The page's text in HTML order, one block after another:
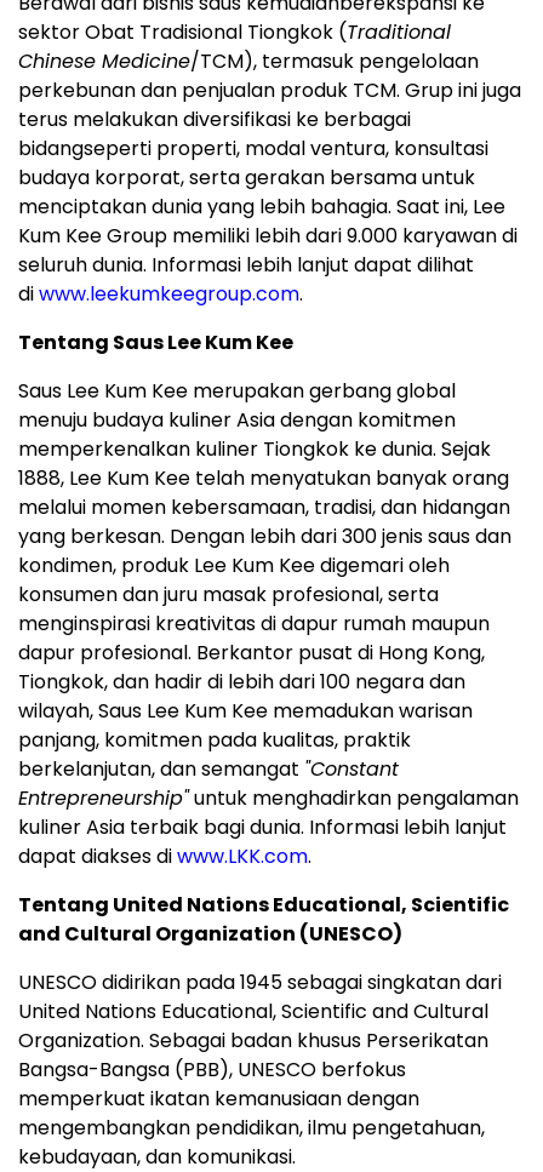
sektor Obat Tradisional Tiongkok (Traditional
Chinese Medicine/TCM), termasuk pengelolaan
perkebunan dan penjualan produk TCM. Grup ini juga
terus melakukan diversifikasi ke berbagai
bidangseperti properti, modal ventura, konsultasi
budaya korporat, serta gerakan bersama untuk
menciptakan dunia yang lebih bahagia. Saat ini, Lee
Kum Kee Group memiliki lebih dari 9.000 karyawan di
seluruh dunia. Informasi lebih lanjut dapat dilihat
diwww.leekumkeegroup.com.
Tentang Saus Lee Kum Kee
Saus Lee Kum Kee merupakan gerbang global
menuju budaya kuliner Asia dengan komitmen
memperkenalkan kuliner Tiongkok ke dunia. Sejak
1888, Lee Kum Kee telah menyatukan banyak orang
melalui momen kebersamaan, tradisi, dan hidangan
yang berkesan. Dengan lebih dari 300 jenis saus dan
kondimen, produk Lee Kum Kee digemari oleh
konsumen dan juru masak profesional, serta
menginspirasi kreativitas di dapur rumah maupun
dapur profesional. Berkantor pusat di Hong Kong,
Tiongkok, dan hadir di lebih dari 100 negara dan
wilayah, Saus Lee Kum Kee memadukan warisan
panjang, komitmen pada kualitas, praktik
berkelanjutan, dan semangat "Constant
Entrepreneurship"untuk menghadirkan pengalaman
kuliner Asia terbaik bagi dunia. Informasi lebih lanjut
dapat diakses diwww.LKK.com.
Tentang United Nations Educational, Scientific
and Cultural Organization (UNESCO)
UNESCO didirikan pada 1945 sebagai singkatan dari
United Nations Educational, Scientific and Cultural
Organization. Sebagai badan khusus Perserikatan
Bangsa-Bangsa (PBB), UNESCO berfokus
memperkuat ikatan kemanusiaan dengan
mengembangkan pendidikan, ilmu pengetahuan,
kebudayaan, dan komunikasi.